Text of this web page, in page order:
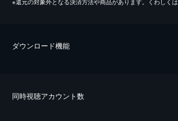
ダウンロード機能
同時視聴アカウント数